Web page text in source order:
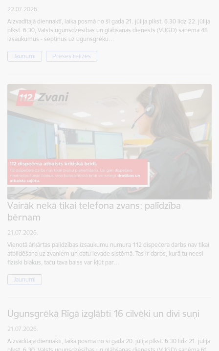
22.07.2026.
Aizvadītajā diennaktī, laika posmā no šī gada 21. jūlija plkst. 6.30 līdz 22. jūlija
plkst. 6.30, Valsts ugunsdzēsības un glābšanas dienests (VUGD) saņēma 48
izsaukumus - septiņus uz ugunsgrēku…
Jaunumi Preses relīzes
Vairāk nekā tikai telefona zvans: palīdzība
bērnam
21.07.2026.
Vienotā ārkārtas palīdzības izsaukumu numura 112 dispečera darbs nav tikai
atbildēšana uz zvaniem un datu ievade sistēmā. Tas ir darbs, kurā tu neesi
fiziski blakus, taču tava balss var kļūt par…
Jaunumi
Ugunsgrēkā Rīgā izglābti 16 cilvēki un divi suņi
21.07.2026.
Aizvadītajā diennaktī, laika posmā no šī gada 20. jūlija plkst. 6.30 līdz 21. jūlija
plkst. 6.30, Valsts ugunsdzēsības un glābšanas dienests (VUGD) saņēma 61